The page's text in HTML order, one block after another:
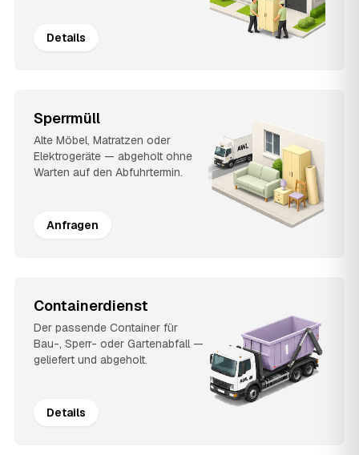
Details
Sperrmüll
Alte Möbel, Matratzen oder
Elektrogeräte — abgeholt ohne
Warten auf den Abfuhrtermin.
Anfragen
Containerdienst
Der passende Container für
Bau-, Sperr- oder Gartenabfall —
geliefert und abgeholt.
Details